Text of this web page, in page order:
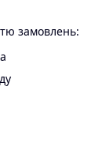
замовлень: